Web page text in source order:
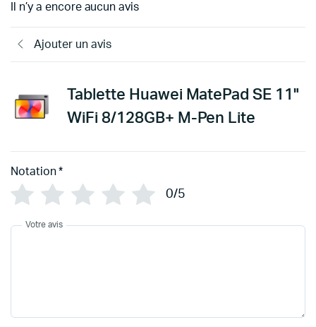
Il n’y a encore aucun avis
Ajouter un avis
Tablette Huawei MatePad SE 11"
WiFi 8/128GB+ M-Pen Lite
Notation *
0/5
Votre avis